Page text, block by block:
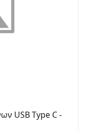
USB Type C -